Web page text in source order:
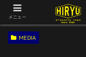
MEDIA
メニュー